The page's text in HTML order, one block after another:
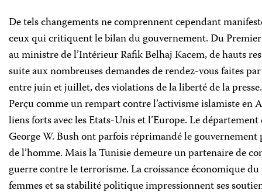
De tels changements ne comprennent cependant
ceux qui critiquent le bilan du gouvernement. Du
au ministre de l’Intérieur Rafik Belhaj Kacem, de hauts
suite aux nombreuses demandes de rendez-vous faites
entre juin et juillet, des violations de la liberté de la presse.
Perçu comme un rempart contre l’activisme islamiste
liens forts avec les Etats-Unis et l’Europe. Le
George W. Bush ont parfois réprimandé le
de l’homme. Mais la Tunisie demeure un partenaire de
guerre contre le terrorisme. La croissance économique
femmes et sa stabilité politique impressionnent ses